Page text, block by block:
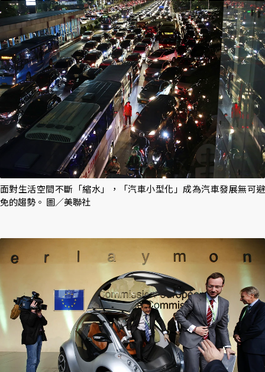
面對生活空間不斷「縮水」，「汽車小型化」成為汽車發展無可避
免的趨勢。 圖／美聯社